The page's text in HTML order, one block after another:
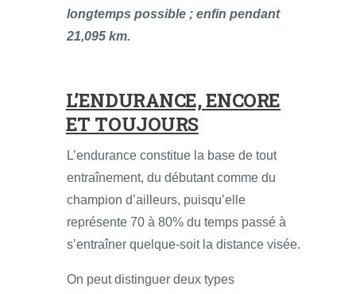
longtemps possible ; enfin pendant
21,095 km.
L’ENDURANCE, ENCORE
ET TOUJOURS
L’endurance constitue la base de tout
entraînement, du débutant comme du
champion d’ailleurs, puisqu’elle
représente 70 à 80% du temps passé à
s’entraîner quelque-soit la distance visée.
On peut distinguer deux types